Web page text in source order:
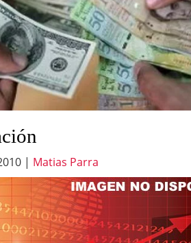
| Matias Parra